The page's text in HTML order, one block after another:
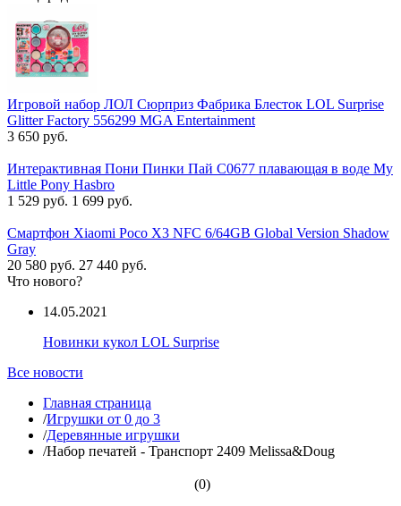
Игровой набор ЛОЛ Сюрприз Фабрика Блесток LOL Surprise
Glitter Factory 556299 MGA Entertainment
3 650 руб.
Интерактивная Пони Пинки Пай C0677 плавающая в воде My
Little Pony Hasbro
1 529 руб. 1 699 руб.
Смартфон Xiaomi Poco X3 NFC 6/64GB Global Version Shadow
Gray
20 580 руб. 27 440 руб.
Что нового?
14.05.2021
Новинки кукол LOL Surprise
Все новости
Главная страница
/Игрушки от 0 до 3
/Деревянные игрушки
/Набор печатей - Транспорт 2409 Melissa&Doug
(0)